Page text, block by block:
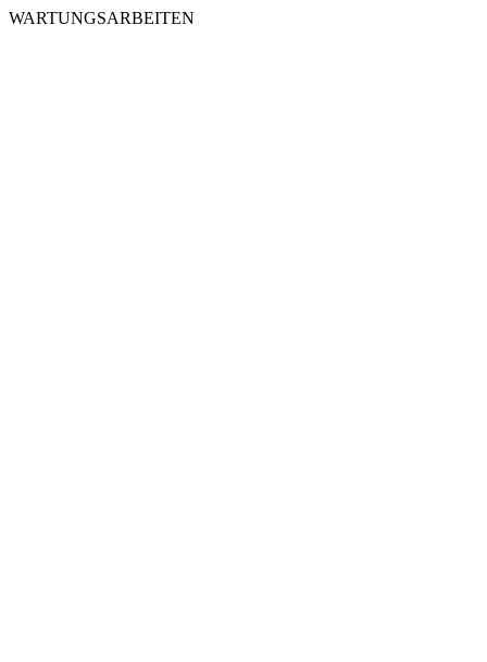
WARTUNGSARBEITEN